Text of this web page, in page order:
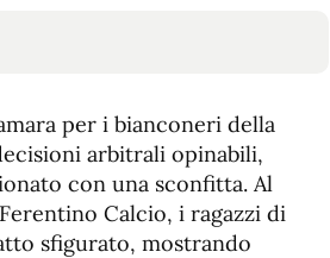
per i bianconeri della
arbitrali opinabili,
con una sconfitta. Al
Calcio, i ragazzi di
sfigurato, mostrando